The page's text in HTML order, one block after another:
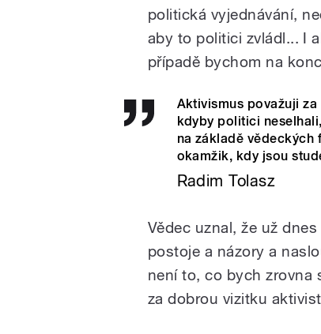
politická vyjednávání,
aby to politici zvládl... I
případě bychom na
Aktivismus považuji
kdyby politici
na základě vědeckých
okamžik, kdy jsou
Radim Tolasz
Vědec uznal, že už
postoje a názory a
není to, co bych zrovna
za dobrou vizitku